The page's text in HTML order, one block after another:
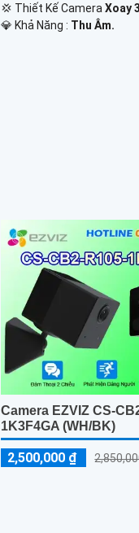
💢 Thiết Kế CameraXoay
️💎 Khả Năng : Thu Âm.
Camera EZVIZ CS-
1K3F4GA (WH/BK)
2,500,000 ₫